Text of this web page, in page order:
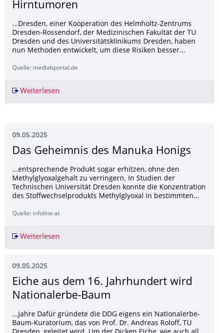
Hirntumoren
...Dresden, einer Kooperation des Helmholtz-Zentrums
Dresden-Rossendorf, der Medizinischen Fakultät der TU
Dresden und des Universitätsklinikums Dresden, haben
nun Methoden entwickelt, um diese Risiken besser...
Quelle: medlabportal.de
Weiterlesen
09.05.2025
Das Geheimnis des Manuka Honigs
...entsprechende Produkt sogar erhitzen, ohne den
Methylglyoxalgehalt zu verringern. In Studien der
Technischen Universität Dresden konnte die Konzentration
des Stoffwechselprodukts Methylglyoxal in bestimmten...
Quelle: infoline.at
Weiterlesen
09.05.2025
Eiche aus dem 16. Jahrhundert wird
Nationalerbe-Baum
...Jahre Dafür gründete die DDG eigens ein Nationalerbe-
Baum-Kuratorium, das von Prof. Dr. Andreas Roloff, TU